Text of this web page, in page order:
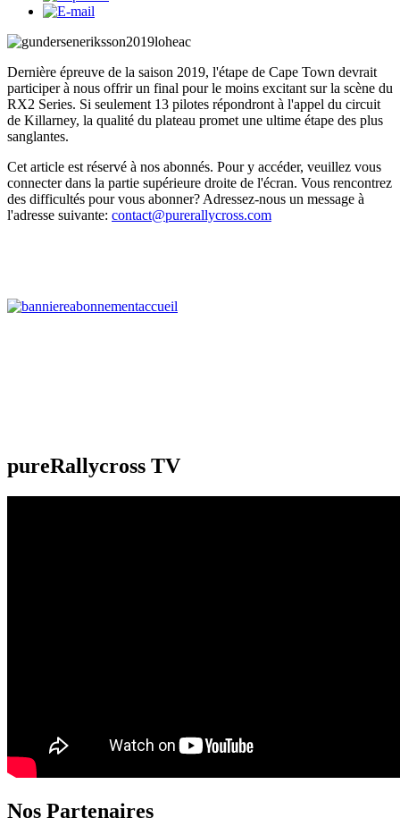
Dernière épreuve de la saison 2019, l'étape de Cape Town devrait
participer à nous offrir un final pour le moins excitant sur la scène du
RX2 Series. Si seulement 13 pilotes répondront à l'appel du circuit
de Killarney, la qualité du plateau promet une ultime étape des plus
sanglantes.
Cet article est réservé à nos abonnés. Pour y accéder, veuillez vous
connecter dans la partie supérieure droite de l'écran. Vous rencontrez
des difficultés pour vous abonner? Adressez-nous un message à
l'adresse suivante: contact@purerallycross.com
pureRallycross TV
Nos Partenaires